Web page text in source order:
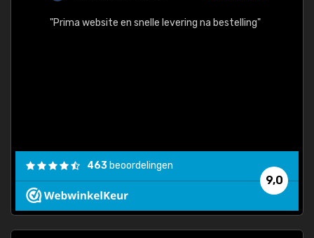
"Prima website en snelle levering na bestelling"
9,0
463 beoordelingen